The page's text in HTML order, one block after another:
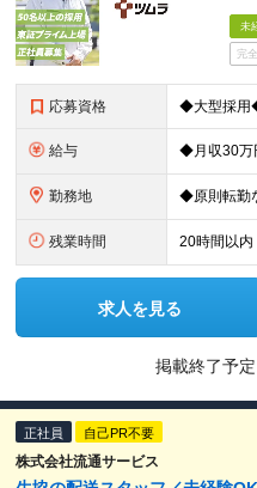
未
完
応募資格
給与
勤務地
残業時間 20時間以内
求人を見る
掲載終了予定
正社員 自己PR不要
株式会社流通サービス